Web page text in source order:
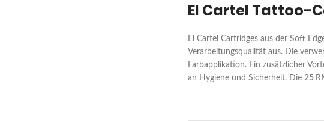
El Cartel Tattoo-
El Cartel Cartridges aus der Soft
Verarbeitungsqualität aus. Die
Farbapplikation. Ein zusätzlicher
an Hygiene und Sicherheit. Die 25